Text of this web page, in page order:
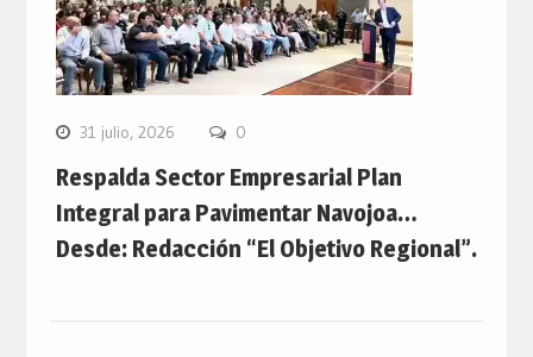
31 julio, 2026 0
Respalda Sector Empresarial Plan
Integral para Pavimentar Navojoa…
Desde: Redacción “El Objetivo Regional”.